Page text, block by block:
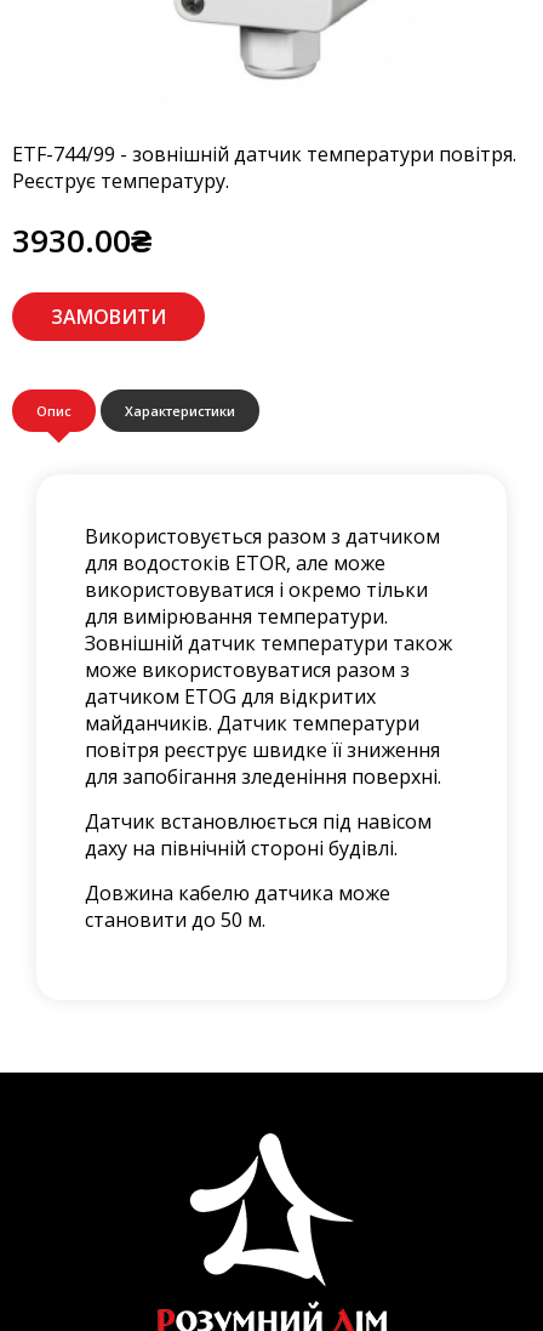
ETF-744/99 - зовнішній датчик температури повітря.
Реєструє температуру.
3930.00₴
ЗАМОВИТИ
Опис Характеристики
Використовується разом з датчиком
для водостоків ETOR, але може
використовуватися і окремо тільки
для вимірювання температури.
Зовнішній датчик температури також
може використовуватися разом з
датчиком ETOG для відкритих
майданчиків. Датчик температури
повітря реєструє швидке її зниження
для запобігання зледеніння поверхні.
Датчик встановлюється під навісом
даху на північній стороні будівлі.
Довжина кабелю датчика може
становити до 50 м.